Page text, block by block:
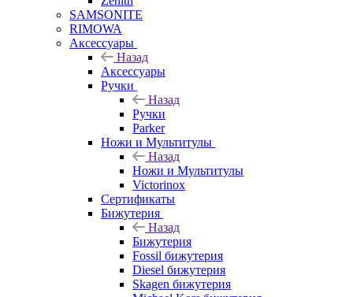
SAMSONITE
RIMOWA
Аксессуары
Назад
Аксессуары
Ручки
Назад
Ручки
Parker
Ножи и Мультитулы
Назад
Ножи и Мультитулы
Victorinox
Сертификаты
Бижутерия
Назад
Бижутерия
Fossil бижутерия
Diesel бижутерия
Skagen бижутерия